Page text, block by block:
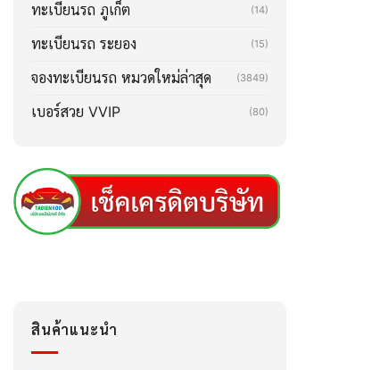
ทะเบียนรถ ภูเก็ต (14)
ทะเบียนรถ ระยอง (15)
จองทะเบียนรถ หมวดใหม่ล่าสุด (3849)
เบอร์สวย VVIP (80)
สินค้าแนะนำ